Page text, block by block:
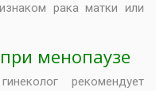
рака матки или
менопаузе
рекомендует